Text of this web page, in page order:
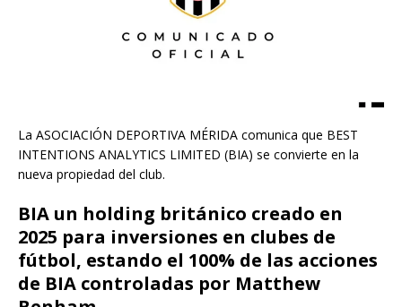
La ASOCIACIÓN DEPORTIVA MÉRIDA comunica que BEST
INTENTIONS ANALYTICS LIMITED (BIA) se convierte en la
nueva propiedad del club.
BIA un holding británico creado en
2025 para inversiones en clubes de
fútbol, estando el 100% de las acciones
de BIA controladas por Matthew